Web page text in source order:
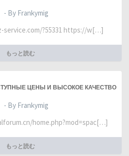
- By Frankymig
service.com/?55331 https://w[…]
もっと読む
ЦЕНЫ И ВЫСОКОЕ КАЧЕСТВО
- By Frankymig
home.php?mod=spac[…]
もっと読む